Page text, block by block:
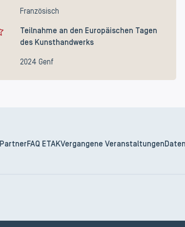
Französisch
Teilnahme an den Europäischen Tagen
des Kunsthandwerks
2024 Genf
Partner FAQ ETAKVergangene Veranstaltungen